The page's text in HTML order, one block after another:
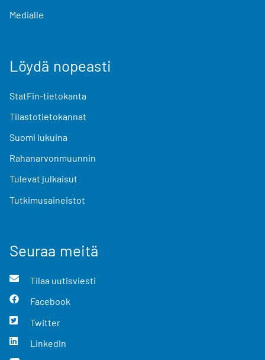
Medialle
Löydä nopeasti
StatFin-tietokanta
Tilastotietokannat
Suomi lukuina
Rahanarvonmuunnin
Tulevat julkaisut
Tutkimusaineistot
Seuraa meitä
Tilaa uutisviesti
Facebook
Twitter
LinkedIn